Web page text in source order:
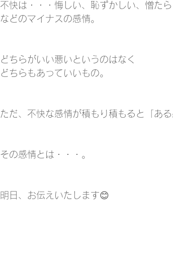
不快は・・・悔しい、恥ずかしい、憎た
などのマイナスの感情。
どちらがいい悪いというのはなく
どちらもあっていいもの。
ただ、不快な感情が積もり積もると「あ
その感情とは・・・。
明日、お伝えいたします😊